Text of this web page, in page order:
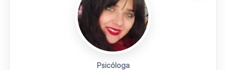
Psicóloga